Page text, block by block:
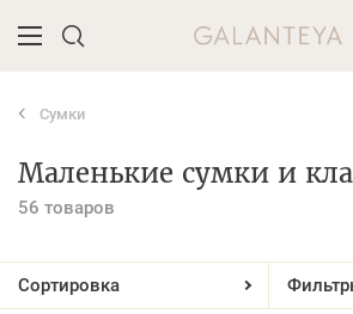
Введите название или артикул
Сумки
Маленькие сумки и
56 товаров
Сортировка